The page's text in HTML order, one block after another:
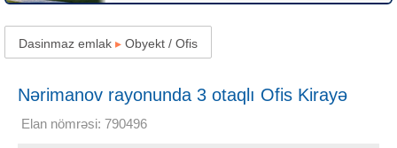
Dasinmaz emlak ▸ Obyekt / Ofis
Nərimanov rayonunda 3 otaqlı Ofis Kirayə
verilir, 100 m²
Elan nömrəsi: 790496